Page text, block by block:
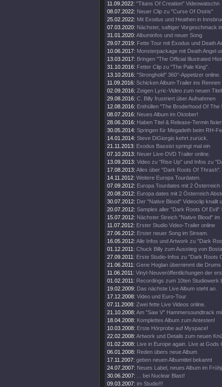
11.09.2022: "Titans Of Creation" Videowatschn
08.07.2022: Neuer Clip zu "Curse Of Osiris"
25.02.2022: Mit Exodus und Heathen in
07.03.2020: Nächster, saftiger Vorgeschmack
31.01.2020: Albuminfos und neuer Song
29.07.2019: Fette Tour mit Exodus und Death
10.06.2017: Monsterpackage mit Death Angel
13.03.2017: Bringen "The Official Illustrated
31.10.2016: Fetter Clip zu "The Pale King".
13.10.2016: "Stronghold" 360°-Appetizer online.
11.09.2016: Schicken Album-Trailer ins Rennen
02.09.2016: Zeigen Lyric-Video zum neuen
29.08.2016: C. Billy frustriert über Aufnahmen
12.08.2016: Enthüllen "The Broderhood Of The
08.07.2016: Neues Album im Oktober!
28.06.2016: Haben Titel & Release-Termin
30.05.2014: Springen für Megadeth beim RH-
14.01.2014: Steve DiGiorgio kehrt zurück.
21.11.2013: Exodus Bassist springt mal ein
07.10.2013: Neuer Live-DVD Trailer online.
13.09.2013: Video zu "Rise Up" und Infos zu
17.08.2013: Alles über "Dark Roots Of Thrash".
14.11.2012: Weitere Europa Tourdaten.
07.09.2012: Europa Tourdates mit 2 Österreich
20.08.2012: Europa dates mit 2 Österreich
30.07.2012: Der "Native Blood" Videoclip knallt
20.07.2012: Samples aller "Dark Roots Of Evil"
15.07.2012: Nächster Streich "Native Blood" im
11.07.2012: Erster Studio Video-Trailer online
27.06.2012: Erster neuer Song im Stream.
16.05.2012: Alle Infos und Artwork zu "Dark
01.12.2011: Chuck Billy zum Ausstieg von
27.09.2011: Erste Studio-Infos zu "Dark Roots
21.06.2011: Gene Hoglan übernimmt die Drums
11.06.2011: Vinyl-Neuveröffentlichungen der
01.02.2011: Recordings zum 10ten Studiowerk
19.02.2009: Das nächste Live Album steht an.
17.12.2008: Video und Euro-Tour
07.11.2008: Zwei fette Live Videos online.
21.10.2008: Am "Saw V" Hammersoundtrack
18.04.2008: Komplettes Album zum Antesten!
10.03.2008: Erste Hörprobe auf Myspace!
22.02.2008: Artwork und Details zum neuen
01.02.2008: Live in Europe again. Live at Gods
06.01.2008: Reden übers neue Album
17.11.2007: geben neuen Albumtitel bekannt
24.07.2007: Neues Label, neues Album im
30.06.2007:
... bei Nuclear Blast!
09.03.2007: im Studio!!!